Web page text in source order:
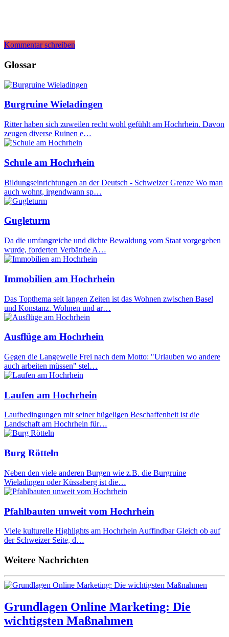
Kommentar schreiben
Glossar
Burgruine Wieladingen
Ritter haben sich zuweilen recht wohl gefühlt am Hochrhein. Davon
zeugen diverse Ruinen e…
Schule am Hochrhein
Bildungseinrichtungen an der Deutsch - Schweizer Grenze Wo man
auch wohnt, irgendwann sp…
Gugleturm
Da die umfangreiche und dichte Bewaldung vom Staat vorgegeben
wurde, forderten Verbände A…
Immobilien am Hochrhein
Das Topthema seit langen Zeiten ist das Wohnen zwischen Basel
und Konstanz. Wohnen und ar…
Ausflüge am Hochrhein
Gegen die Langeweile Frei nach dem Motto: "Urlauben wo andere
auch arbeiten müssen" stel…
Laufen am Hochrhein
Laufbedingungen mit seiner hügeligen Beschaffenheit ist die
Landschaft am Hochrhein für…
Burg Rötteln
Neben den viele anderen Burgen wie z.B. die Burgruine
Wieladingen oder Küssaberg ist die…
Pfahlbauten unweit vom Hochrhein
Viele kulturelle Highlights am Hochrhein Auffindbar Gleich ob auf
der Schweizer Seite, d…
Weitere Nachrichten
Grundlagen Online Marketing: Die
wichtigsten Maßnahmen